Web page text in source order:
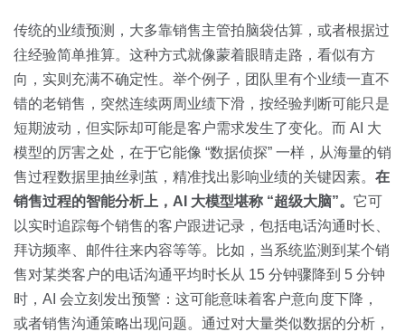
传统的业绩预测，大多靠销售主管拍脑袋估算，或者根据过
往经验简单推算。这种方式就像蒙着眼睛走路，看似有方
向，实则充满不确定性。举个例子，团队里有个业绩一直不
错的老销售，突然连续两周业绩下滑，按经验判断可能只是
短期波动，但实际却可能是客户需求发生了变化。而 AI 大
模型的厉害之处，在于它能像 “数据侦探” 一样，从海量的销
售过程数据里抽丝剥茧，精准找出影响业绩的关键因素。 在
销售过程的智能分析上，AI 大模型堪称 “超级大脑”。 它可
以实时追踪每个销售的客户跟进记录，包括电话沟通时长、
拜访频率、邮件往来内容等等。比如，当系统监测到某个销
售对某类客户的电话沟通平均时长从 15 分钟骤降到 5 分钟
时，AI 会立刻发出预警：这可能意味着客户意向度下降，
或者销售沟通策略出现问题。通过对大量类似数据的分析，